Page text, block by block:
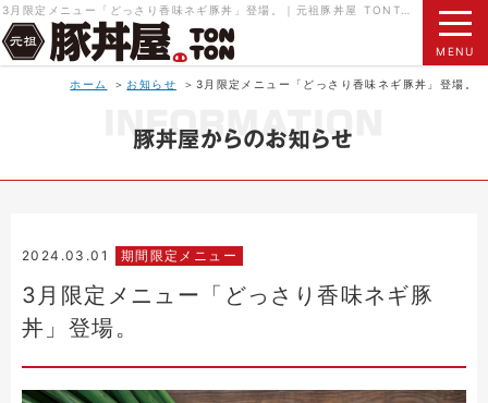
MENU
ホーム お知らせ 3月限定メニュー「どっさり香味ネギ豚丼」登場。
2024.03.01 期間限定メニュー
3月限定メニュー「どっさり香味ネギ豚
丼」登場。